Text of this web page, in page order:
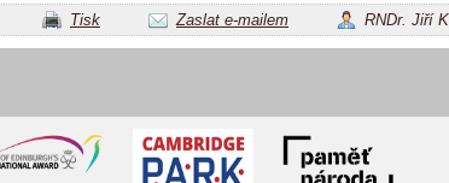
Tisk Zaslat e-mailem RNDr. Jiří